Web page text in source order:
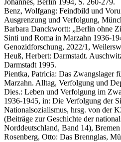
Johannes, Berlin 1994, S. 260-279.
Benz, Wolfgang: Feindbild und
Ausgrenzung und Verfolgung,
Barbara Danckwortt: „Berlin ohne
Sinti und Roma in Marzahn 1936-
Genozidforschung, 2022/1,
Heuß, Herbert: Darmstadt.
Darmstadt 1995.
Pientka, Patricia: Das Zwangslager
Marzahn. Alltag, Verfolgung und
Dies.: Leben und Verfolgung im
1936-1945, in: Die Verfolgung der
Nationalsozialismus, hrsg. von der
(Beiträge zur Geschichte der
Norddeutschland, Band 14),
Rosenberg, Otto: Das Brennglas,